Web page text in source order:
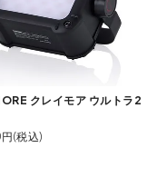
クレイモア ウルトラ2
(税込)